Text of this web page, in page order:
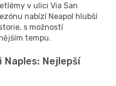
v ulici Via San
nabízí Neapol hlubší
s možností
tempu.
Naples: Nejlepší